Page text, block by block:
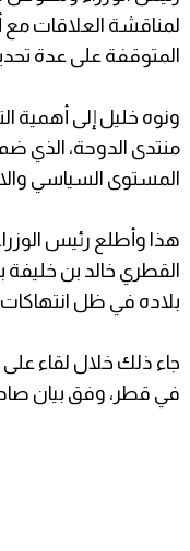
لمناقشة العلاقات مع
المتوقفة على عدة
ونوه خليل إلى أهمية
المستوى السياسي
هذا وأطلع رئيس
القطري خالد بن خليفة
بلاده في ظل انتهاكات
جاء ذلك خلال لقاء
في قطر، وفق بيان